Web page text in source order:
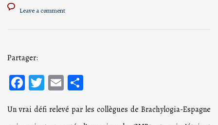
Leave a comment
Partager:
Facebook
Twitter
Email
Un vrai défi relevé par les collègues de Brachylogia-Espagne